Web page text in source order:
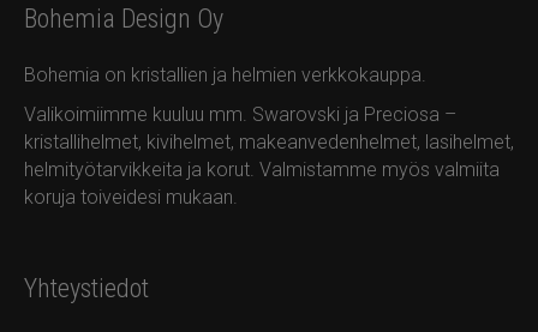
Bohemia Design Oy
Bohemia on kristallien ja helmien verkkokauppa.
Valikoimiimme kuuluu mm. Swarovski ja Preciosa –
kristallihelmet, kivihelmet, makeanvedenhelmet, lasihelmet,
helmityötarvikkeita ja korut. Valmistamme myös valmiita
koruja toiveidesi mukaan.
Yhteystiedot